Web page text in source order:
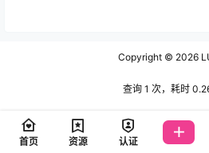
Copyright © 2026
查询 1 次，耗时
首页 资源 认证